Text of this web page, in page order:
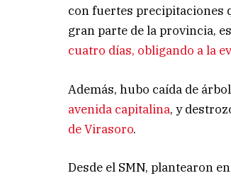
con fuertes precipitaciones
gran parte de la provincia,
cuatro días, obligando a la
Además, hubo caída de
avenida capitalina, y
de Virasoro.
Desde el SMN, plantearon